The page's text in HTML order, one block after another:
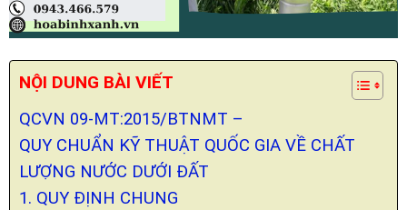
NỘI DUNG BÀI VIẾT
QCVN 09-MT:2015/BTNMT –
QUY CHUẨN KỸ THUẬT QUỐC GIA VỀ CHẤT
LƯỢNG NƯỚC DƯỚI ĐẤT
1. QUY ĐỊNH CHUNG